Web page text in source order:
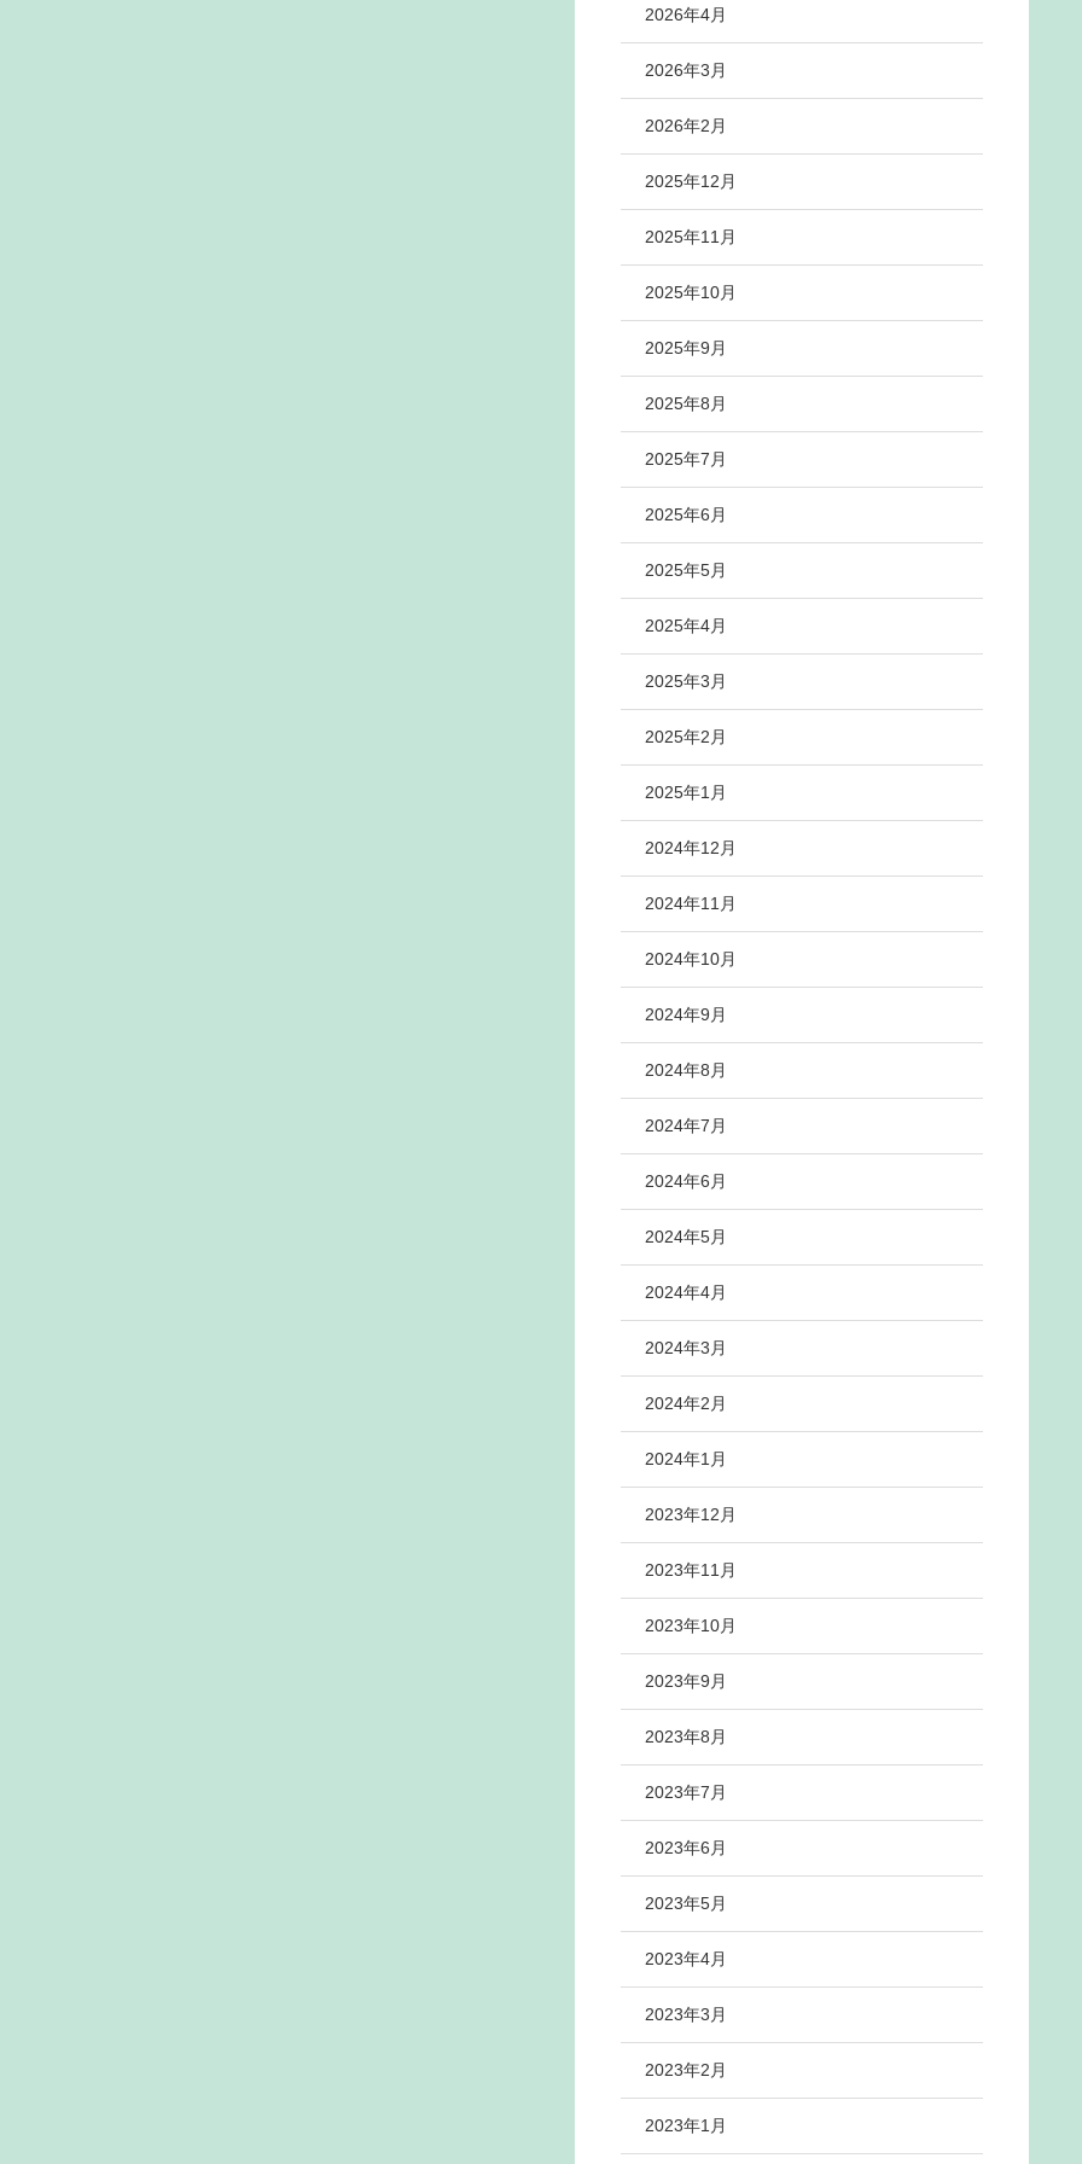
2026年4月
2026年3月
2026年2月
2025年12月
2025年11月
2025年10月
2025年9月
2025年8月
2025年7月
2025年6月
2025年5月
2025年4月
2025年3月
2025年2月
2025年1月
2024年12月
2024年11月
2024年10月
2024年9月
2024年8月
2024年7月
2024年6月
2024年5月
2024年4月
2024年3月
2024年2月
2024年1月
2023年12月
2023年11月
2023年10月
2023年9月
2023年8月
2023年7月
2023年6月
2023年5月
2023年4月
2023年3月
2023年2月
2023年1月